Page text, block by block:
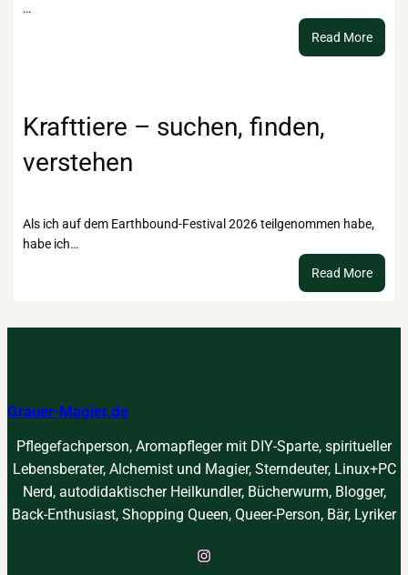
…
Read More:
Krafttiere – suchen, finden,
verstehen
Als ich auf dem Earthbound-Festival 2026 teilgenommen habe,
habe ich…
Read More:
Grauer-Magier.de
Pflegefachperson, Aromapfleger mit DIY-Sparte, spiritueller
Lebensberater, Alchemist und Magier, Sterndeuter, Linux+PC
Nerd, autodidaktischer Heilkundler, Bücherwurm, Blogger,
Back-Enthusiast, Shopping Queen, Queer-Person, Bär, Lyriker
Instagram